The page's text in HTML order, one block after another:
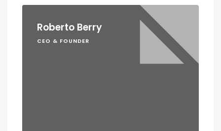
Roberto Berry
CEO & FOUNDER